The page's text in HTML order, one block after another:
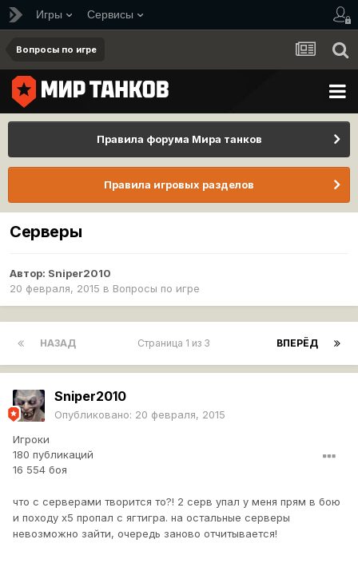
Игры Сервисы
Вопросы по игре
Правила форума Мира танков
Правила игровых разделов
Серверы
Автор: Sniper2010
20 февраля, 2015 в Вопросы по игре
НАЗАД ВПЕРЁД
Страница 1 из 3
Sniper2010
Опубликовано: 20 февраля, 2015
Игроки
180 публикаций
16 554 боя
что с серверами творится то?! 2 серв упал у меня прям в бою
и походу х5 пропал с ягтигра. на остальные серверы
невозможно зайти, очередь заново отчитывается!